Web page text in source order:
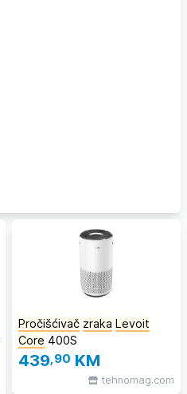
Pročišćivač zraka Levoit
Core 400S
439,90 KM
tehnomag.com